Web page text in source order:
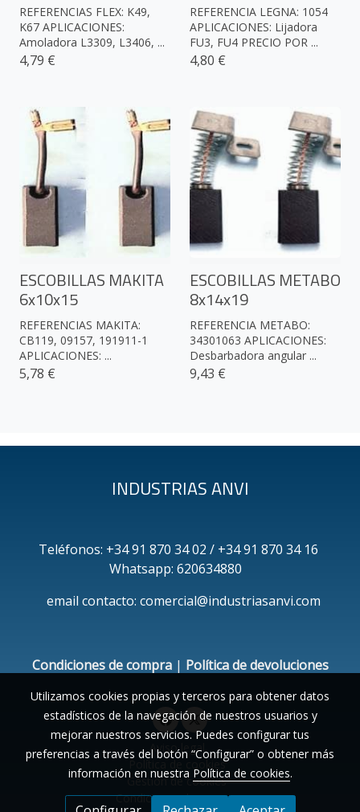
REFERENCIAS FLEX: K49,
K67 APLICACIONES:
Amoladora L3309, L3406, ...
4,79 €
REFERENCIA LEGNA: 1054
APLICACIONES: Lijadora
FU3, FU4 PRECIO POR ...
4,80 €
ESCOBILLAS MAKITA
6x10x15
REFERENCIAS MAKITA:
CB119, 09157, 191911-1
APLICACIONES: ...
5,78 €
ESCOBILLAS METABO
8x14x19
REFERENCIA METABO:
34301063 APLICACIONES:
Desbarbadora angular ...
9,43 €
INDUSTRIAS ANVI
Teléfonos: +34 91 870 34 02 / +34 91 870 34 16
Whatsapp: 620634880
email contacto: comercial@industriasanvi.com
Condiciones de compra| Política de devoluciones
Aviso legal
Política de cookies
Gestión de cookies
Condiciones de compra
Utilizamos cookies propias y terceros para obtener datos
estadísticos de la navegación de nuestros usuarios y
mejorar nuestros servicios. Puedes configurar tus
preferencias a través del botón “Configurar” o obtener más
información en nuestra Política de cookies.